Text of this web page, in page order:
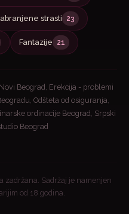
strasti 23
Fantazije 21
Beograd , Erekcija - problemi
, Odšteta od osiguranja,
ordinacije Beograd, Srpski
Beograd
zadržana. Sadržaj je namenjen
od 18 godina.